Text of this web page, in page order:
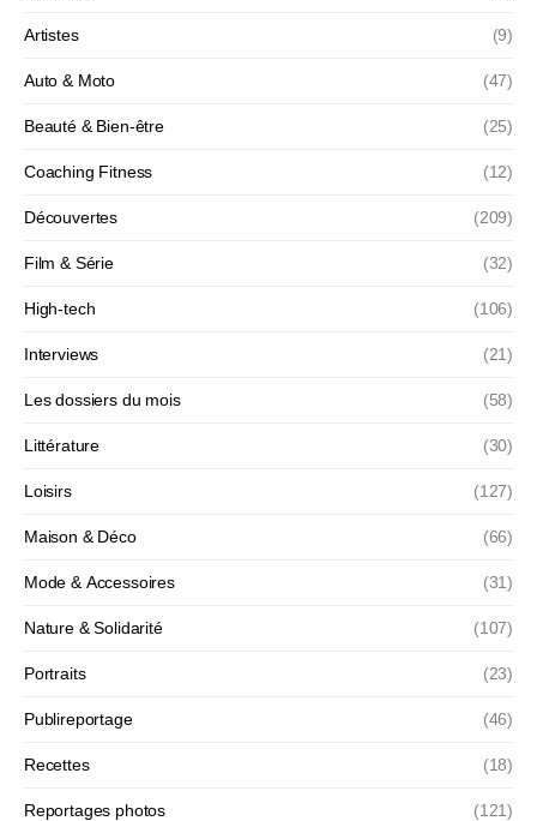
Artistes (9)
Auto & Moto (47)
Beauté & Bien-être (25)
Coaching Fitness (12)
Découvertes (209)
Film & Série (32)
High-tech (106)
Interviews (21)
Les dossiers du mois (58)
Littérature (30)
Loisirs (127)
Maison & Déco (66)
Mode & Accessoires (31)
Nature & Solidarité (107)
Portraits (23)
Publireportage (46)
Recettes (18)
Reportages photos (121)